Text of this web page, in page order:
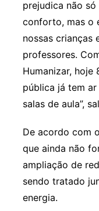
prejudica não
conforto, mas o
nossas crianças
professores.
Humanizar, hoje
pública já tem
salas de aula”,
De acordo com
que ainda não
ampliação de
sendo tratado
energia.